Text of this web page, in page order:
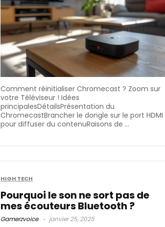
Comment réinitialiser Chromecast​ ? Zoom sur
votre Téléviseur ! Idées
principalesDétailsPrésentation du
ChromecastBrancher le dongle sur le port HDMI
pour diffuser du contenuRaisons de ...
HIGH TECH
Pourquoi le son ne sort pas de
mes écouteurs Bluetooth​ ?
Gamerzvoice janvier 25, 2025